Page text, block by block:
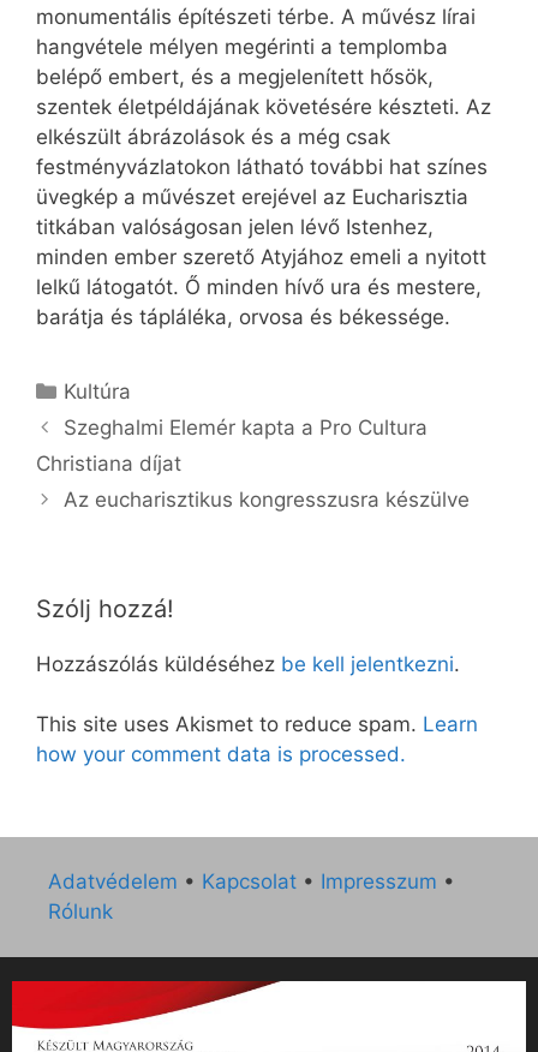
monumentális építészeti térbe. A művész lírai
hangvétele mélyen megérinti a templomba
belépő embert, és a megjelenített hősök,
szentek életpéldájának követésére készteti. Az
elkészült ábrázolások és a még csak
festményvázlatokon látható további hat színes
üvegkép a művészet erejével az Eucharisztia
titkában valóságosan jelen lévő Istenhez,
minden ember szerető Atyjához emeli a nyitott
lelkű látogatót. Ő minden hívő ura és mestere,
barátja és tápláléka, orvosa és békessége.
Kategória
Kultúra
Szeghalmi Elemér kapta a Pro Cultura
Christiana díjat
Az eucharisztikus kongresszusra készülve
Szólj hozzá!
Hozzászólás küldéséhez be kell jelentkezni.
This site uses Akismet to reduce spam. Learn
how your comment data is processed.
Adatvédelem • Kapcsolat • Impresszum •
Rólunk